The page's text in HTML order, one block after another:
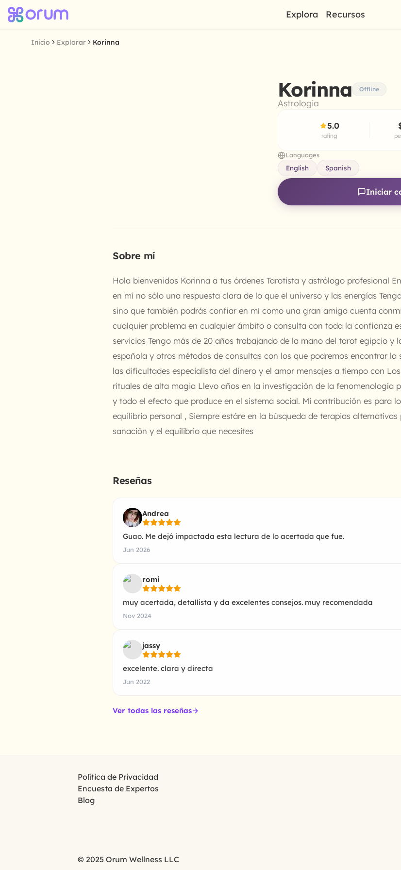
Explora Recursos
Inicio Explorar Korinna
Korinna Offline
Astrologia
5.0
rating
Languages
English Spanish
Iniciar
Sobre mí
Hola bienvenidos Korinna a tus órdenes Tarotista y astrólogo profesional
en mí no sólo una respuesta clara de lo que el universo y las energías
sino que también podrás confiar en mí como una gran amiga cuenta
cualquier problema en cualquier ámbito o consulta con toda la confianza
servicios Tengo más de 20 años trabajando de la mano del tarot egipcio y
española y otros métodos de consultas con los que podremos encontrar la
las dificultades especialista del dinero y el amor mensajes a tiempo con
rituales de alta magia Llevo años en la investigación de la fenomenología
y todo el efecto que produce en el sistema social. Mi contribución es para
equilibrio personal , Siempre estáre en la búsqueda de terapias alternativas
sanación y el equilibrio que necesites
Reseñas
Andrea
Guao. Me dejó impactada esta lectura de lo acertada que fue.
Jun 2026
romi
muy acertada, detallista y da excelentes consejos. muy recomendada
Nov 2024
jassy
excelente. clara y directa
Jun 2022
Ver todas las reseñas→
Política de Privacidad
Encuesta de Expertos
Blog
© 2025 Orum Wellness LLC